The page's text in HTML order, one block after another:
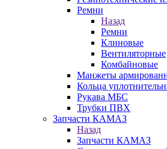
Ремни
Назад
Ремни
Клиновые
Вентиляторные
Комбайновые
Манжеты
Кольца
Рукава МБС
Трубки ПВХ
Запчасти КАМАЗ
Назад
Запчасти КАМАЗ